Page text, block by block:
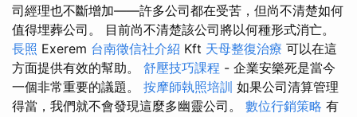
司經理也不斷增加——許多公司都在受苦，但尚不清楚如何
值得埋葬公司。 目前尚不清楚該公司將以何種形式消亡。
長照 Exerem 台南徵信社介紹 Kft 天母整復治療 可以在這
方面提供有效的幫助。 舒壓技巧課程 - 企業安樂死是當今
一個非常重要的議題。 按摩師執照培訓 如果公司清算管理
得當，我們就不會發現這麼多幽靈公司。 數位行銷策略 有